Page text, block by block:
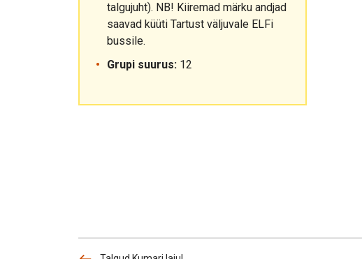
talgujuht). NB! Kiiremad märku andjad
saavad küüti Tartust väljuvale ELFi
bussile.
Grupi suurus: 12